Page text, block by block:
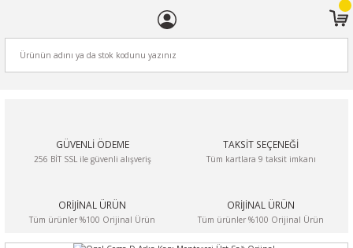
GÜVENLİ ÖDEME
256 BİT SSL ile güvenli alışveriş
TAKSİT SEÇENEĞİ
Tüm kartlara 9 taksit imkanı
ORİJİNAL ÜRÜN
Tüm ürünler %100 Orijinal Ürün
ORİJİNAL ÜRÜN
Tüm ürünler %100 Orijinal Ürün